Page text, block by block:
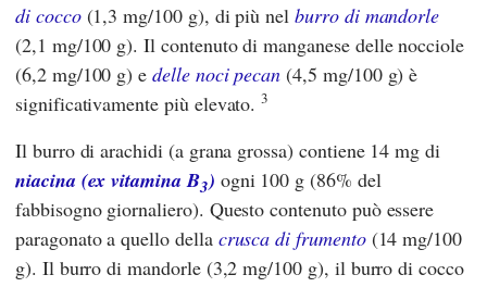
di cocco(1,3 mg/100 g), di più nelburro di mandorle
(2,1 mg/100 g). Il contenuto di manganese delle nocciole
(6,2 mg/100 g) edelle noci pecan (4,5 mg/100 g) è
significativamente più elevato.3
Il burro di arachidi (a grana grossa) contiene 14 mg di
niacina (ex vitamina B3) ogni 100 g (86% del
fabbisogno giornaliero). Questo contenuto può essere
paragonato a quello della crusca di frumento(14 mg/100
g). Il burro di mandorle (3,2 mg/100 g), il burro di cocco